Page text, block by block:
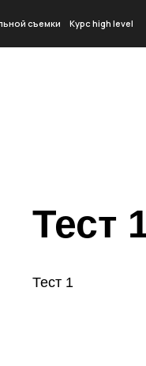
съемки Курс high level